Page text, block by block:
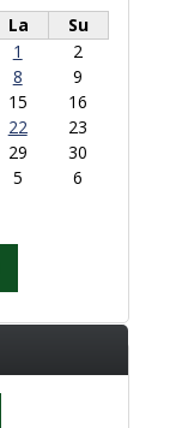
La
Su
1
2
8
9
15
16
22
23
29
30
5
6